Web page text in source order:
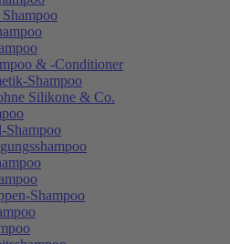
& -Conditioner
Shampoo
Silikone & Co.
Shampoo
Shampoo